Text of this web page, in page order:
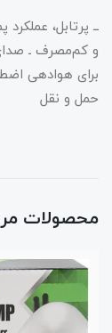
ــ پرتابل،
و کم‌مصرف ـ
برای هوادهی
حمل و نقل
محصولات